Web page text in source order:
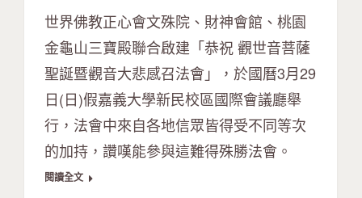
世界佛教正心會文殊院、財神會館、桃園
金龜山三寶殿聯合啟建「恭祝 觀世音菩薩
聖誕暨觀音大悲感召法會」，於國曆3月29
日(日)假嘉義大學新民校區國際會議廳舉
行，法會中來自各地信眾皆得受不同等次
的加持，讚嘆能參與這難得殊勝法會。
閱讀全文